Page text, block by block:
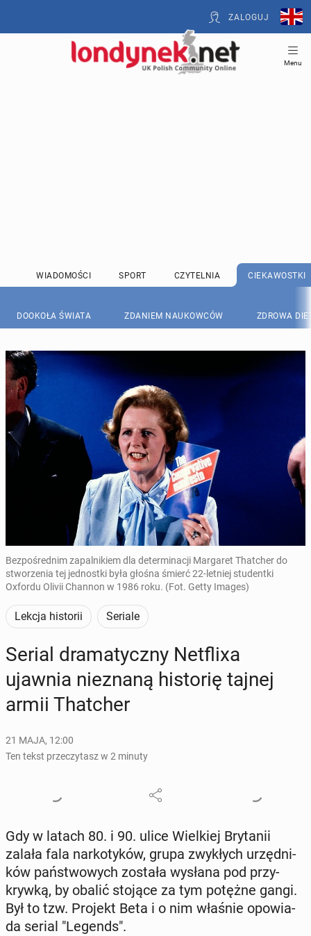
ZALOGUJ
Menu
WIADOMOŚCI SPORT CZYTELNIA CIEKAWOSTKI
DOOKOŁA ŚWIATA ZDANIEM NAUKOWCÓW ZDROWA
Bezpośrednim zapalnikiem dla determinacji Margaret Thatcher do
stworzenia tej jednostki była głośna śmierć 22-letniej studentki
Oxfordu Olivii Channon w 1986 roku. (Fot. Getty Images)
Lekcja historii Seriale
Serial dra­ma­tycz­ny Net­fli­xa
ujawnia nie­zna­ną hi­sto­rię tajnej
armii That­cher
21 MAJA, 12:00
Ten tekst przeczytasz w 2 minuty
Gdy w latach 80. i 90. ulice Wiel­kiej Bry­ta­nii
zalała fala nar­ko­ty­ków, grupa zwy­kłych urzęd­ni­
ków pań­stwo­wych została wysłana pod przy­
kryw­ką, by obalić stojące za tym potężne gangi.
Był to tzw. Projekt Beta i o nim właśnie opo­wia­
da serial "Legends".